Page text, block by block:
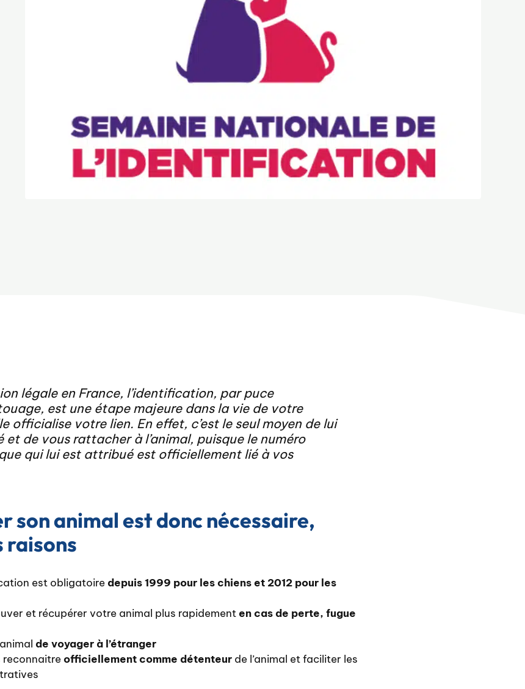
légale en France, l’identification, par puce
est une étape majeure dans la vie de votre
officialise votre lien. En effet, c’est le seul moyen de lui
de vous rattacher à l’animal, puisque le numéro
qui lui est attribué est officiellement lié à vos
son animal est donc nécessaire,
raisons
est obligatoiredepuis 1999 pour les chiens et 2012 pour les
et récupérer votre animal plus rapidementen cas de perte, fugue
de voyager à l’étranger
reconnaitreofficiellement comme détenteur de l’animal et faciliter les